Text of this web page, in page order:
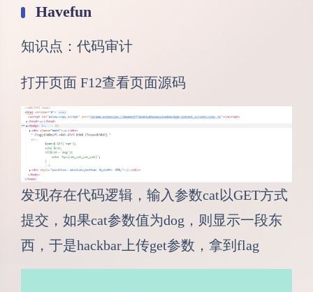
Havefun
知识点：代码审计
打开页面 F12查看页面源码
发现存在代码逻辑，输入参数cat以GET方式
提交，如果cat参数值为dog，则显示一段东
西，于是hackbar上传get参数，拿到flag